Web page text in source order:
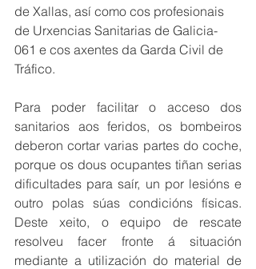
de Xallas, así como cos profesionais
de Urxencias Sanitarias de Galicia-
061 e cos axentes da Garda Civil de
Tráfico.
Para poder facilitar o acceso dos
sanitarios aos feridos, os bombeiros
deberon cortar varias partes do coche,
porque os dous ocupantes tiñan serias
dificultades para saír, un por lesións e
outro polas súas condicións físicas.
Deste xeito, o equipo de rescate
resolveu facer fronte á situación
mediante a utilización do material de